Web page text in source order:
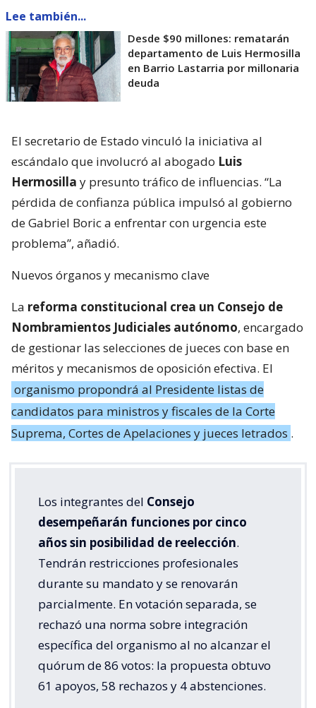
Lee también...
Desde $90 millones: rematarán
departamento de Luis Hermosilla
en Barrio Lastarria por millonaria
deuda
El secretario de Estado vinculó la iniciativa al
escándalo que involucró al abogado Luis
Hermosilla y presunto tráfico de influencias. “La
pérdida de confianza pública impulsó al gobierno
de Gabriel Boric a enfrentar con urgencia este
problema”, añadió.
Nuevos órganos y mecanismo clave
La reforma constitucional crea un Consejo de
Nombramientos Judiciales autónomo, encargado
de gestionar las selecciones de jueces con base en
méritos y mecanismos de oposición efectiva. El
organismo propondrá al Presidente listas de
candidatos para ministros y fiscales de la Corte
Suprema, Cortes de Apelaciones y jueces letrados .
Los integrantes del Consejo
desempeñarán funciones por cinco
años sin posibilidad de reelección.
Tendrán restricciones profesionales
durante su mandato y se renovarán
parcialmente. En votación separada, se
rechazó una norma sobre integración
específica del organismo al no alcanzar el
quórum de 86 votos: la propuesta obtuvo
61 apoyos, 58 rechazos y 4 abstenciones.